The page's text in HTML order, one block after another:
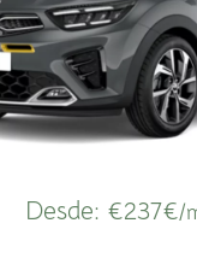
Desde: €237€/